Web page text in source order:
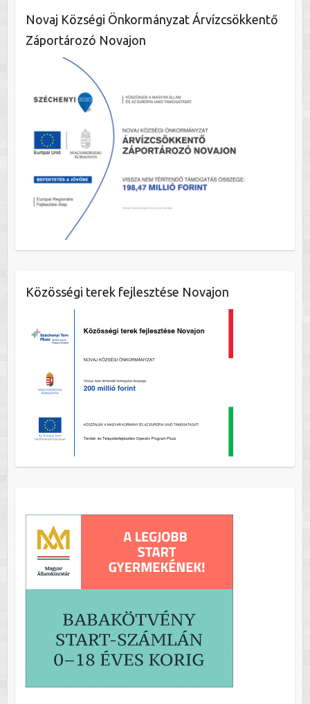
Novaj Községi Önkormányzat Árvízcsökkentő
Záportározó Novajon
Közösségi terek fejlesztése Novajon